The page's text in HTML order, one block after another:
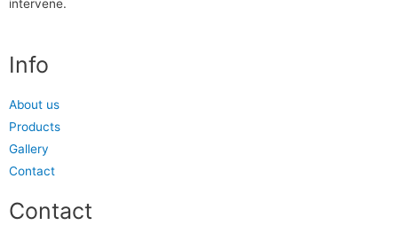
intervene.
Info
About us
Products
Gallery
Contact
Contact